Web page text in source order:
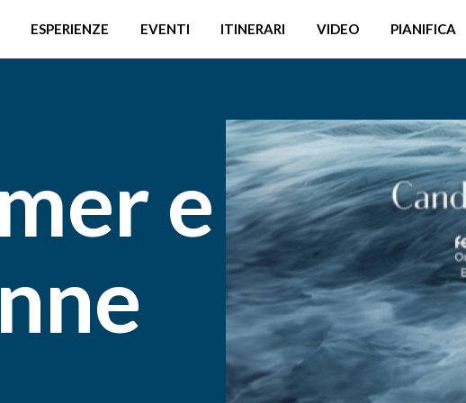
ESPERIENZE EVENTI ITINERARI VIDEO PIANIFICA
e